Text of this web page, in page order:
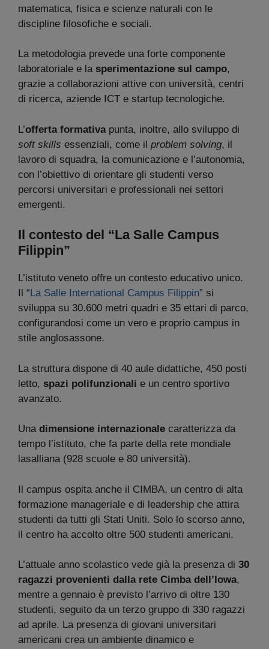
matematica, fisica e scienze naturali con le
discipline filosofiche e sociali.
La metodologia prevede una forte componente
laboratoriale e la sperimentazione sul campo,
grazie a collaborazioni attive con università, centri
di ricerca, aziende ICT e startup tecnologiche.
L’offerta formativapunta, inoltre, allo sviluppo di
soft skills essenziali, come il problem solving, il
lavoro di squadra, la comunicazione e l’autonomia,
con l’obiettivo di orientare gli studenti verso
percorsi universitari e professionali nei settori
emergenti.
Il contesto del “La Salle Campus
Filippin”
L’istituto veneto offre un contesto educativo unico.
Il “La Salle International Campus Filippin” si
sviluppa su 30.600 metri quadri e 35 ettari di parco,
configurandosi come un vero e proprio campus in
stile anglosassone.
La struttura dispone di 40 aule didattiche, 450 posti
letto, spazi polifunzionali e un centro sportivo
avanzato.
Una dimensione internazionale caratterizza da
tempo l’istituto, che fa parte della rete mondiale
lasalliana (928 scuole e 80 università).
Il campus ospita anche il CIMBA, un centro di alta
formazione manageriale e di leadership che attira
studenti da tutti gli Stati Uniti. Solo lo scorso anno,
il centro ha accolto oltre 500 studenti americani.
L’attuale anno scolastico vede già la presenza di 30
ragazzi provenienti dalla rete Cimba dell’Iowa,
mentre a gennaio è previsto l’arrivo di oltre 130
studenti, seguito da un terzo gruppo di 330 ragazzi
ad aprile. La presenza di giovani universitari
americani crea un ambiente dinamico e